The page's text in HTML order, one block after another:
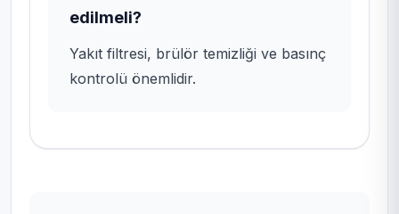
edilmeli?
Yakıt filtresi, brülör temizliği ve basınç
kontrolü önemlidir.